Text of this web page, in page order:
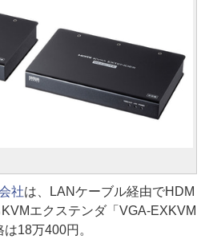
社は、LANケーブル経由でHDM
エクステンダ「VGA-EXKVM
18万400円。